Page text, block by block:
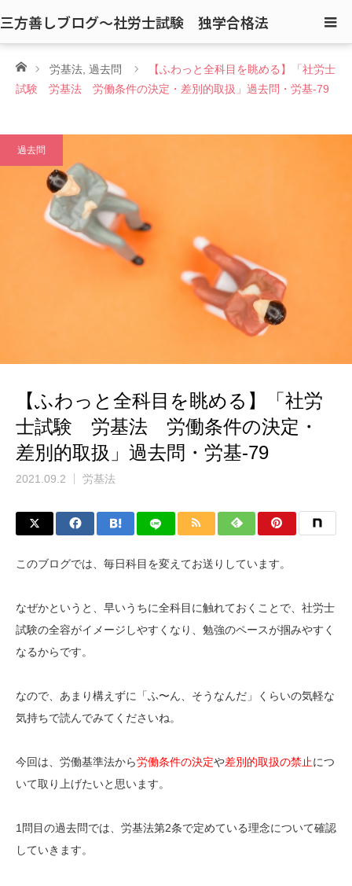
三方善しブログ〜社労士試験 独学合格法
ホーム労基法 過去問
【ふわっと全科目を眺める】「社労士
試験 労基法 労働条件の決定・差別的取扱」過去問・労基-79
過去問
【ふわっと全科目を眺める】「社労
士試験 労基法 労働条件の決定・
差別的取扱」過去問・労基-79
2021.09.2 労基法
このブログでは、毎日科目を変えてお送りしています。
なぜかというと、早いうちに全科目に触れておくことで、社労士
試験の全容がイメージしやすくなり、勉強のペースが掴みやすく
なるからです。
なので、あまり構えずに「ふ〜ん、そうなんだ」くらいの気軽な
気持ちで読んでみてくださいね。
今回は、労働基準法から労働条件の決定や差別的取扱の禁止につ
いて取り上げたいと思います。
1問目の過去問では、労基法第2条で定めている理念について確認
していきます。